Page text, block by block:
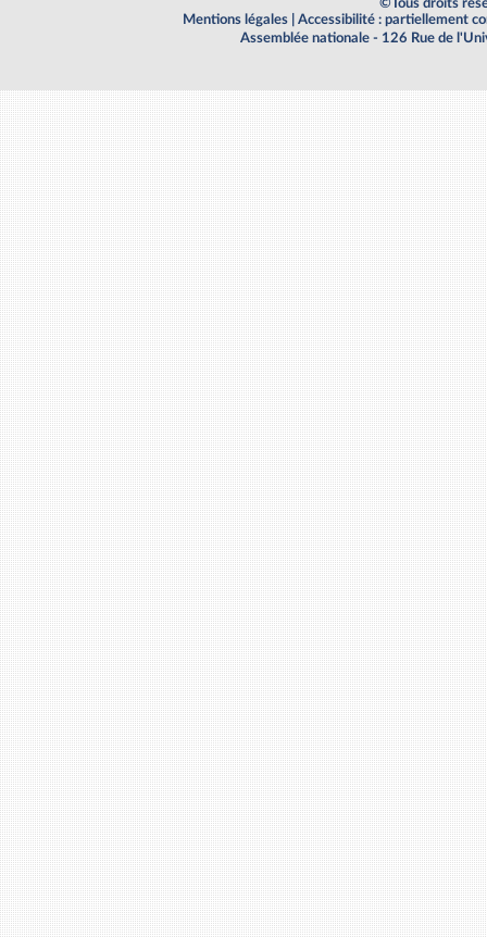
©Tous droits
Mentions légales
Accessibilité : partiellement
Assemblée nationale - 126 Rue de